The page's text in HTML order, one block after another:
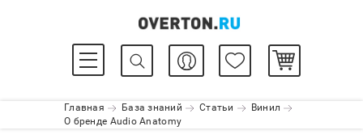
Главная База знаний Статьи
Винил
О бренде Audio Anatomy